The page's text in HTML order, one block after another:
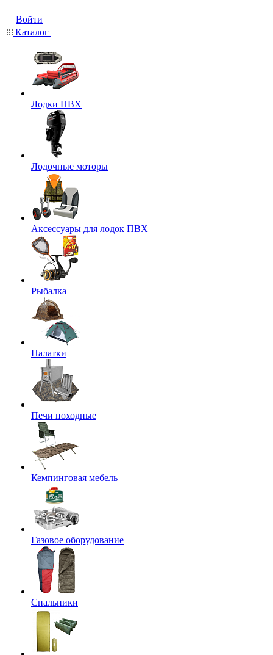
Войти
Каталог
Лодки ПВХ
Лодочные моторы
Аксессуары для лодок ПВХ
Рыбалка
Палатки
Печи походные
Кемпинговая мебель
Газовое оборудование
Спальники